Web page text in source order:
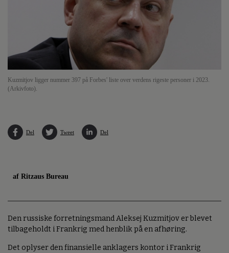
Kuzmitjov ligger nummer 397 på Forbes' liste over verdens rigeste personer i 2023.
(Arkivfoto).
Del Tweet Del
af Ritzaus Bureau
Den russiske forretningsmand Aleksej Kuzmitjov er blevet
tilbageholdt i Frankrig med henblik på en afhøring.
Det oplyser den finansielle anklagers kontor i Frankrig